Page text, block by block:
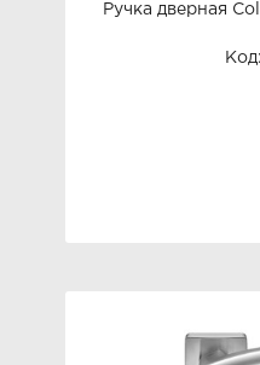
Ручка дверная